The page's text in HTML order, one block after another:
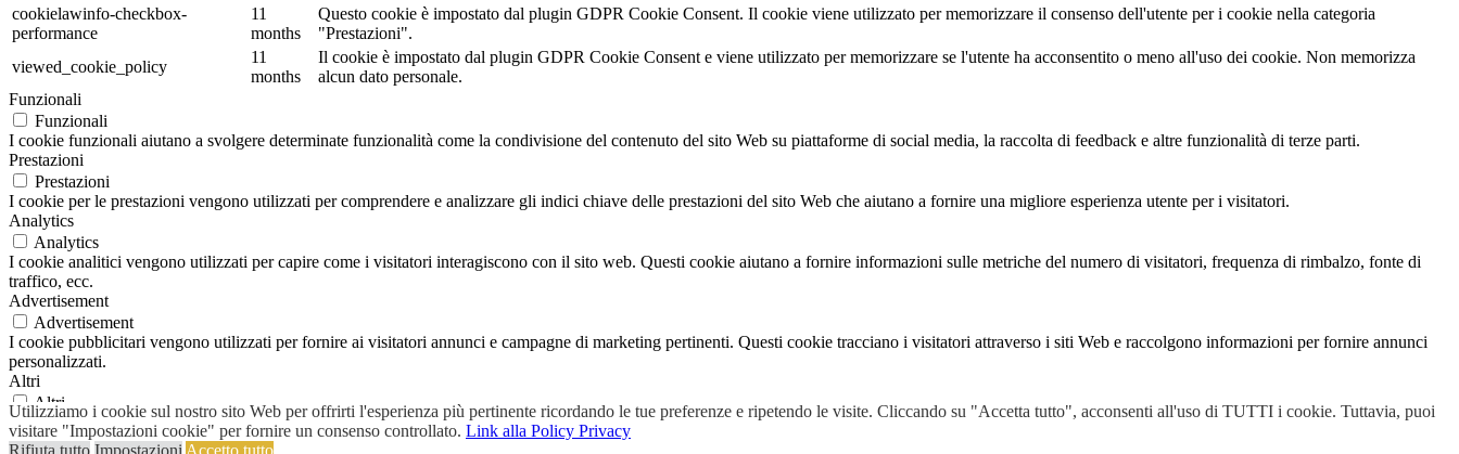
Utilizziamo i cookie sul nostro sito Web per offrirti l'esperienza più pertinente ricordando le tue preferenze e ripetendo le visite. Cliccando su "Accetta tutto", acconsenti all'uso di TUTTI i cookie. Tuttavia, puoi
visitare "Impostazioni cookie" per fornire un consenso controllato. Link alla Policy Privacy
Rifiuta tutto Impostazioni Accetto tutto
cookielawinfo-checkbox-
performance
11
months
Questo cookie è impostato dal plugin GDPR Cookie Consent. Il cookie viene utilizzato per memorizzare il consenso dell'utente per i cookie nella categoria
"Prestazioni".
viewed_cookie_policy
11
months
Il cookie è impostato dal plugin GDPR Cookie Consent e viene utilizzato per memorizzare se l'utente ha acconsentito o meno all'uso dei cookie. Non memorizza
alcun dato personale.
Funzionali
Funzionali
I cookie funzionali aiutano a svolgere determinate funzionalità come la condivisione del contenuto del sito Web su piattaforme di social media, la raccolta di feedback e altre funzionalità di terze parti.
Prestazioni
Prestazioni
I cookie per le prestazioni vengono utilizzati per comprendere e analizzare gli indici chiave delle prestazioni del sito Web che aiutano a fornire una migliore esperienza utente per i visitatori.
Analytics
Analytics
I cookie analitici vengono utilizzati per capire come i visitatori interagiscono con il sito web. Questi cookie aiutano a fornire informazioni sulle metriche del numero di visitatori, frequenza di rimbalzo, fonte di
traffico, ecc.
Advertisement
Advertisement
I cookie pubblicitari vengono utilizzati per fornire ai visitatori annunci e campagne di marketing pertinenti. Questi cookie tracciano i visitatori attraverso i siti Web e raccolgono informazioni per fornire annunci
personalizzati.
Altri
Altri
Altri cookie non classificati sono quelli che vengono analizzati e non sono ancora stati classificati in una categoria.
ACCETTA E SALVA